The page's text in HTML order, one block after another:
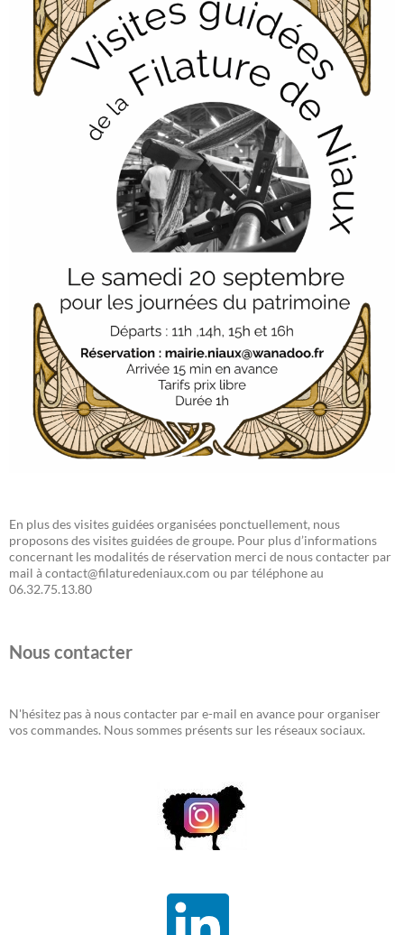
En plus des visites guidées organisées ponctuellement, nous
proposons des visites guidées de groupe. Pour plus d’informations
concernant les modalités de réservation merci de nous contacter par
mail à contact@filaturedeniaux.com ou par téléphone au
06.32.75.13.80
Nous contacter
N'hésitez pas à nous contacter par e-mail en avance pour organiser
vos commandes. Nous sommes présents sur les réseaux sociaux.